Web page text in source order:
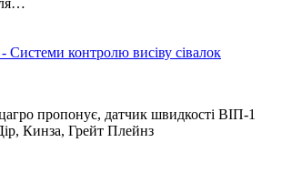
контролю висіву сівалок
пропонує, датчик швидкості ВІП-1
Кинза, Грейт Плейнз